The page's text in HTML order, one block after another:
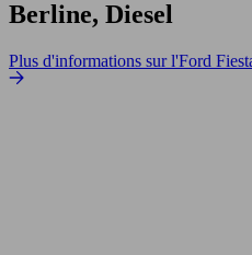
Berline, Diesel
Plus d'informations sur l'Ford